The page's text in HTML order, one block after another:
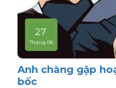
27
Tháng 08
Anh chàng gặp
bốc